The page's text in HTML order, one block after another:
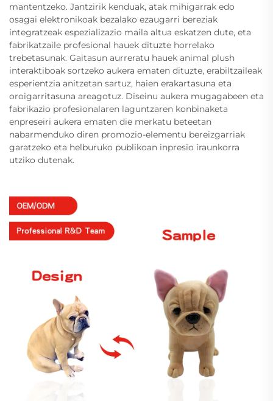
mantentzeko. Jantzirik kenduak, atak mihigarrak edo
osagai elektronikoak bezalako ezaugarri bereziak
integratzeak espezializazio maila altua eskatzen dute, eta
fabrikatzaile profesional hauek dituzte horrelako
trebetasunak. Gaitasun aurreratu hauek animal plush
interaktiboak sortzeko aukera ematen dituzte, erabiltzaileak
esperientzia anitzetan sartuz, haien erakartasuna eta
oroigarritasuna areagotuz. Diseinu aukera mugagabeen eta
fabrikazio profesionalaren laguntzaren konbinaketa
enpreseiri aukera ematen die merkatu beteetan
nabarmenduko diren promozio-elementu bereizgarriak
garatzeko eta helburuko publikoan inpresio iraunkorra
utziko dutenak.